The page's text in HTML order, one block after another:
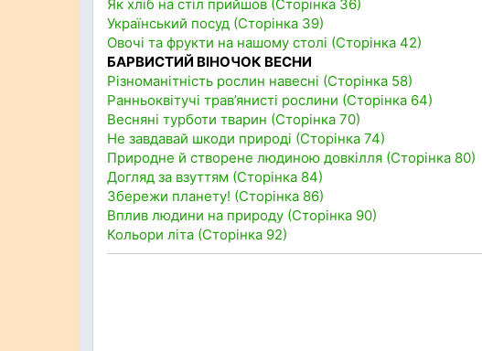
Як хліб на стіл прийшов (Сторінка 36)
Український посуд (Сторінка 39)
Овочі та фрукти на нашому столі (Сторінка 42)
БАРВИСТИЙ ВІНОЧОК ВЕСНИ
Різноманітність рослин навесні (Сторінка 58)
Ранньоквітучі трав’янисті рослини (Сторінка 64)
Весняні турботи тварин (Сторінка 70)
Не завдавай шкоди природі (Сторінка 74)
Природне й створене людиною довкілля (Сторінка 80)
Догляд за взуттям (Сторінка 84)
Збережи планету! (Сторінка 86)
Вплив людини на природу (Сторінка 90)
Кольори літа (Сторінка 92)